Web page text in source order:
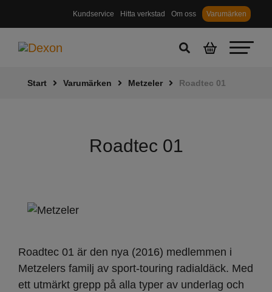
Kundservice Hitta verkstad Om oss Varumärken
Start Varumärken Metzeler Roadtec 01
Roadtec 01
Roadtec 01 är den nya (2016) medlemmen i
Metzelers familj av sport-touring radialdäck. Med
ett utmärkt grepp på alla typer av underlag och